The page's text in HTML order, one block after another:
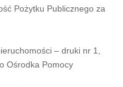
Pożytku Publicznego za
– druki nr 1,
Ośrodka Pomocy